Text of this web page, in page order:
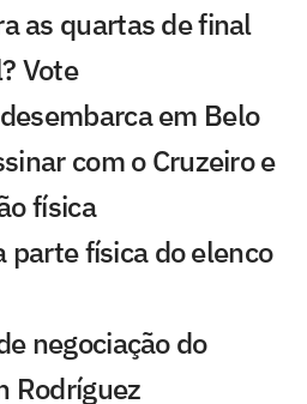
as quartas de final
Vote
em Belo
com o Cruzeiro e
física
parte física do elenco
negociação do
Rodríguez